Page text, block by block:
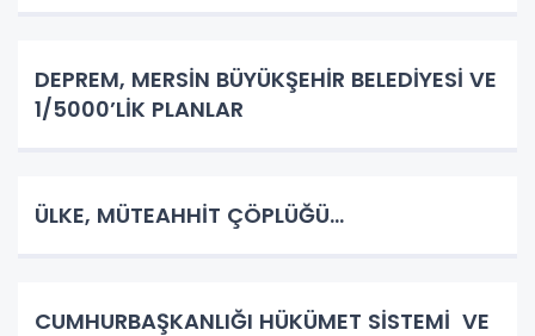
DEPREM, MERSİN BÜYÜKŞEHİR BELEDİYESİ VE
1/5000’LİK PLANLAR
ÜLKE, MÜTEAHHİT ÇÖPLÜĞÜ…
CUMHURBAŞKANLIĞI HÜKÜMET SİSTEMİ VE